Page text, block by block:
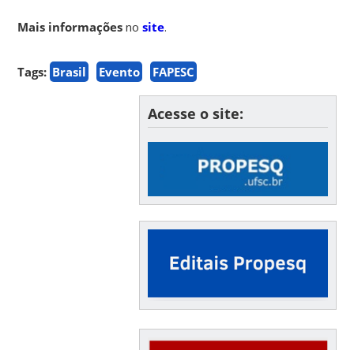
Mais informações nosite.
Tags: Brasil Evento FAPESC
Acesse o site: